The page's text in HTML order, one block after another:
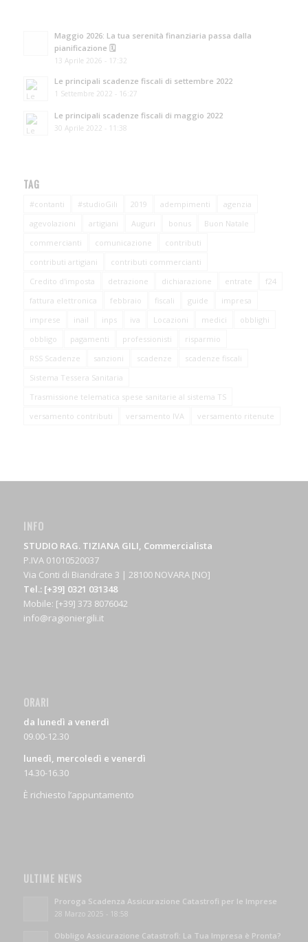
Maggio 2026: La tua serenità finanziaria passa dalla
pianificazione 🗓️
13 Aprile 2026 - 17:32
Le principali scadenze fiscali di settembre 2022
1 Settembre 2022 - 16:27
Le principali scadenze fiscali di maggio 2022
30 Aprile 2022 - 11:38
TAG
#contanti #studioGili 2019 adempimenti
agenzia
agevolazioni
artigiani Auguri bonus
Buon Natale
commercianti
comunicazione
contributi
contributi artigiani
contributi commercianti
Credito d'imposta
detrazione dichiarazione entrate
f24
fattura elettronica
febbraio fiscali guide
impresa
imprese
inail inps iva Locazioni medici
obblighi
obbligo
pagamenti professionisti
risparmio
RSS Scadenze
sanzioni scadenze
scadenze fiscali
Sistema Tessera Sanitaria
Trasmissione telematica spese sanitarie al sistema TS
versamento contributi
versamento IVA versamento ritenute
INFO
STUDIO RAG. TIZIANA GILI, Commercialista
P.IVA 01010520037
Via Conti di Biandrate 3 | 28100 NOVARA [NO]
Tel.: [+39] 0321 031348
Mobile: [+39] 373 8076042
info@ragioniergili.it
ORARI
da lunedì a venerdì
09.00-12.30
lunedì, mercoledì e venerdì
14.30-16.30
È richiesto l’appuntamento
ULTIME NEWS
Proroga Scadenza Assicurazione Catastrofi per le Imprese
28 Marzo 2025 - 18:58
Obbligo Assicurazione Catastrofi: La Tua Impresa è Pronta?